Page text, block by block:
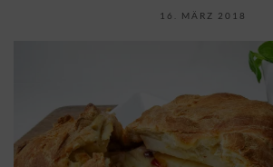
16. MÄRZ 2018